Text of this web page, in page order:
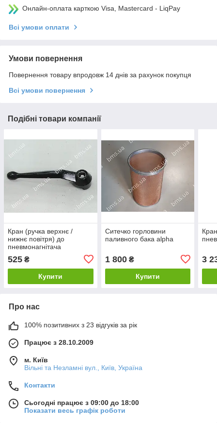
Онлайн-оплата карткою Visa, Mastercard - LiqPay
Всі умови оплати
Умови повернення
Повернення товару впродовж 14 днів за рахунок покупця
Всі умови повернення
Подібні товари компанії
Кран (ручка верхнє /
нижнє повітря) до
пневмонагнітача
525 ₴
Купити
Ситечко горловини
паливного бака alpha
1 800₴
Купити
3
Про нас
100% позитивних з 23 відгуків за рік
Працює з 28.10.2009
м. Київ
Вільні та Незламні вул., Київ, Україна
Контакти
Сьогодні працює з 09:00 до 18:00
Показати весь графік роботи